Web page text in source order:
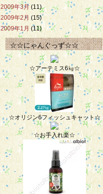
2009年3月(11)
2009年2月(15)
2009年1月(11)
☆☆にゃんぐっず☆☆
☆アーテミス6㎏☆
☆オリジン6フィッシュキャット☆
☆お手入れ楽☆